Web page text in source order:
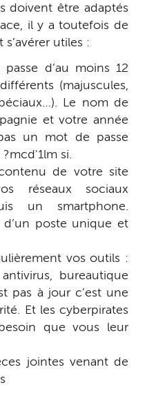
doivent être adaptés
il y a toutefois de
utiles :
d’au moins 12
(majuscules,
Le nom de
et votre année
un mot de passe
si.
de votre site
réseaux sociaux
un smartphone.
d’un poste unique et
vos outils :
bureautique
pas à jour c’est une
Et les cyberpirates
que vous leur
jointes venant de